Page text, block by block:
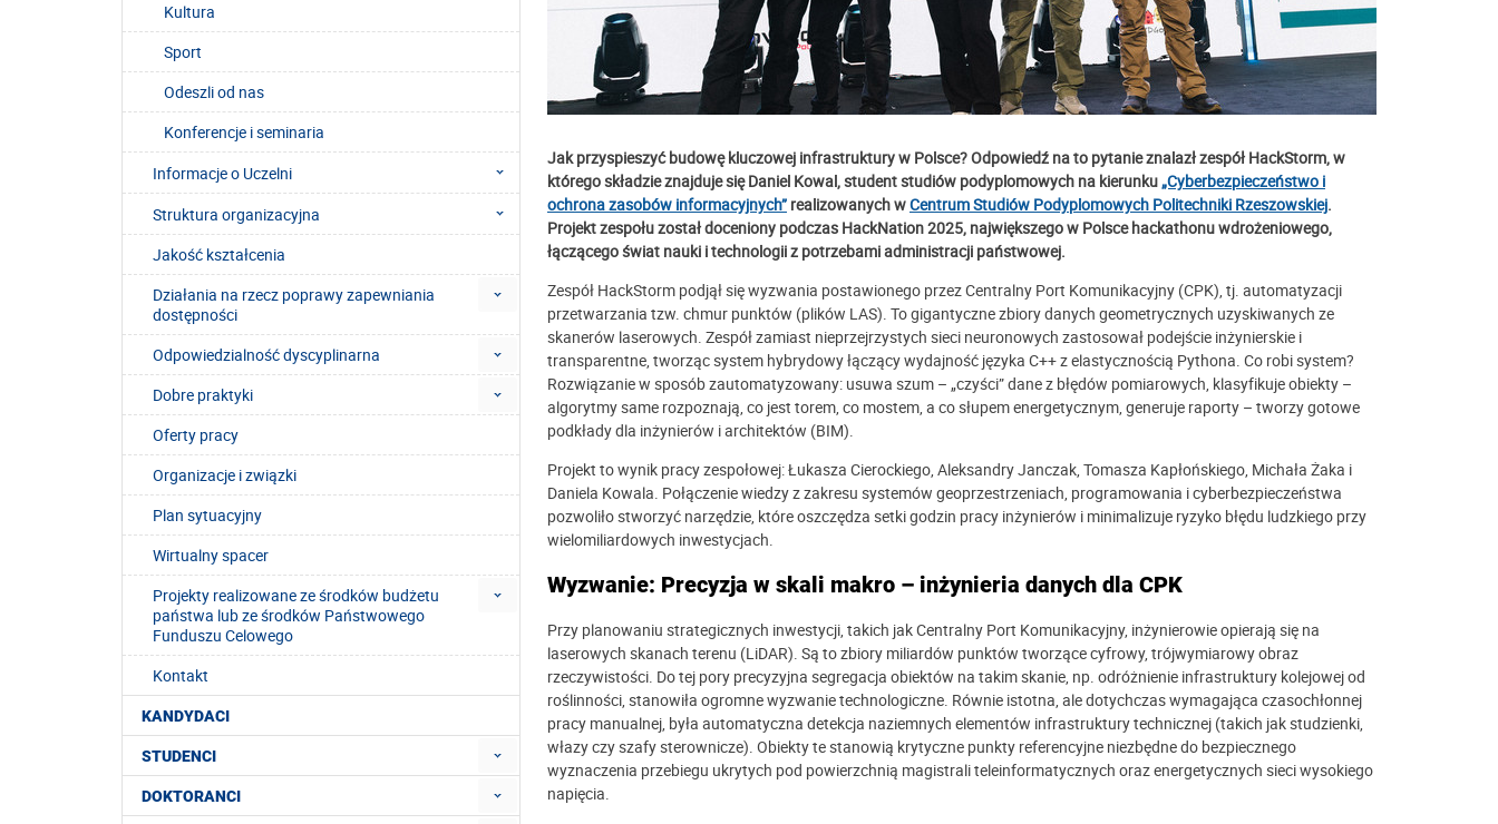
Jak przyspieszyć budowę kluczowej infrastruktury w Polsce? Odpowiedź na to pytanie znalazł zespół HackStorm, w
którego składzie znajduje się Daniel Kowal, student studiów podyplomowych na kierunku„Cyberbezpieczeństwo i
ochrona zasobów informacyjnych” realizowanych wCentrum Studiów Podyplomowych Politechniki Rzeszowskiej.
Projekt zespołu został doceniony podczas HackNation 2025, największego w Polsce hackathonu wdrożeniowego,
łączącego świat nauki i technologii z potrzebami administracji państwowej.
Zespół HackStorm podjął się wyzwania postawionego przez Centralny Port Komunikacyjny (CPK), tj. automatyzacji
przetwarzania tzw. chmur punktów (plików LAS). To gigantyczne zbiory danych geometrycznych uzyskiwanych ze
skanerów laserowych. Zespół zamiast nieprzejrzystych sieci neuronowych zastosował podejście inżynierskie i
transparentne, tworząc system hybrydowy łączący wydajność języka C++ z elastycznością Pythona. Co robi system?
Rozwiązanie w sposób zautomatyzowany: usuwa szum – „czyści” dane z błędów pomiarowych, klasyfikuje obiekty –
algorytmy same rozpoznają, co jest torem, co mostem, a co słupem energetycznym, generuje raporty – tworzy gotowe
podkłady dla inżynierów i architektów (BIM).
Projekt to wynik pracy zespołowej: Łukasza Cierockiego, Aleksandry Janczak, Tomasza Kapłońskiego, Michała Żaka i
Daniela Kowala. Połączenie wiedzy z zakresu systemów geoprzestrzeniach, programowania i cyberbezpieczeństwa
pozwoliło stworzyć narzędzie, które oszczędza setki godzin pracy inżynierów i minimalizuje ryzyko błędu ludzkiego przy
wielomiliardowych inwestycjach.
Wyzwanie: Precyzja w skali makro – inżynieria danych dla CPK
Przy planowaniu strategicznych inwestycji, takich jak Centralny Port Komunikacyjny, inżynierowie opierają się na
laserowych skanach terenu (LiDAR). Są to zbiory miliardów punktów tworzące cyfrowy, trójwymiarowy obraz
rzeczywistości. Do tej pory precyzyjna segregacja obiektów na takim skanie, np. odróżnienie infrastruktury kolejowej od
roślinności, stanowiła ogromne wyzwanie technologiczne. Równie istotna, ale dotychczas wymagająca czasochłonnej
pracy manualnej, była automatyczna detekcja naziemnych elementów infrastruktury technicznej (takich jak studzienki,
włazy czy szafy sterownicze). Obiekty te stanowią krytyczne punkty referencyjne niezbędne do bezpiecznego
wyznaczenia przebiegu ukrytych pod powierzchnią magistrali teleinformatycznych oraz energetycznych sieci wysokiego
napięcia.
Kultura
Sport
Odeszli od nas
Konferencje i seminaria
Informacje o Uczelni
Struktura organizacyjna
Jakość kształcenia
Działania na rzecz poprawy zapewniania
dostępności
Odpowiedzialność dyscyplinarna
Dobre praktyki
Oferty pracy
Organizacje i związki
Plan sytuacyjny
Wirtualny spacer
Projekty realizowane ze środków budżetu
państwa lub ze środków Państwowego
Funduszu Celowego
Kontakt
KANDYDACI
STUDENCI
DOKTORANCI